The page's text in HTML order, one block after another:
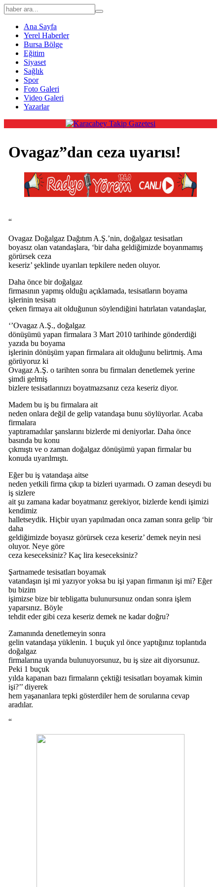
Ana Sayfa
Yerel Haberler
Bursa Bölge
Eğitim
Siyaset
Sağlık
Spor
Foto Galeri
Video Galeri
Yazarlar
Ovagaz”dan ceza uyarısı!
“
Ovagaz Doğalgaz Dağıtım A.Ş.’nin, doğalgaz tesisatları
boyasız olan vatandaşlara, ‘bir daha geldiğimizde boyanmamış
görürsek ceza
keseriz’ şeklinde uyarıları tepkilere neden oluyor.
Daha önce bir doğalgaz
firmasının yapmış olduğu açıklamada, tesisatların boyama
işlerinin tesisatı
çeken firmaya ait olduğunun söylendiğini hatırlatan vatandaşlar,
‘’Ovagaz A.Ş., doğalgaz
dönüşümü yapan firmalara 3 Mart 2010 tarihinde gönderdiği
yazıda bu boyama
işlerinin dönüşüm yapan firmalara ait olduğunu belirtmiş. Ama
görüyoruz ki
Ovagaz A.Ş. o tarihten sonra bu firmaları denetlemek yerine
şimdi gelmiş
bizlere tesisatlarınızı boyatmazsanız ceza keseriz diyor.
Madem bu iş bu firmalara ait
neden onlara değil de gelip vatandaşa bunu söylüyorlar. Acaba
firmalara
yaptıramadılar şanslarını bizlerde mi deniyorlar. Daha önce
basında bu konu
çıkmıştı ve o zaman doğalgaz dönüşümü yapan firmalar bu
konuda uyarılmıştı.
Eğer bu iş vatandaşa aitse
neden yetkili firma çıkıp ta bizleri uyarmadı. O zaman deseydi bu
iş sizlere
ait şu zamana kadar boyatmanız gerekiyor, bizlerde kendi işimizi
kendimiz
halletseydik. Hiçbir uyarı yapılmadan onca zaman sonra gelip ‘bir
daha
geldiğimizde boyasız görürsek ceza keseriz’ demek neyin nesi
oluyor. Neye göre
ceza keseceksiniz? Kaç lira keseceksiniz?
Şartnamede tesisatları boyamak
vatandaşın işi mi yazıyor yoksa bu işi yapan firmanın işi mi? Eğer
bu bizim
işimizse bize bir tebligatta bulunursunuz ondan sonra işlem
yaparsınız. Böyle
tehdit eder gibi ceza keseriz demek ne kadar doğru?
Zamanında denetlemeyin sonra
gelin vatandaşa yüklenin. 1 buçuk yıl önce yaptığınız toplantıda
doğalgaz
firmalarına uyarıda bulunuyorsunuz, bu iş size ait diyorsunuz.
Peki 1 buçuk
yılda kapanan bazı firmaların çektiği tesisatları boyamak kimin
işi?’’ diyerek
hem yaşananlara tepki gösterdiler hem de sorularına cevap
aradılar.
“